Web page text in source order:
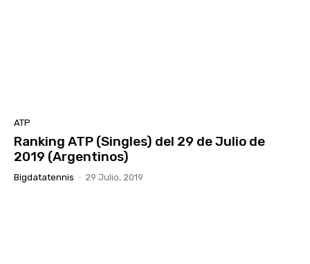
ATP
Ranking ATP (Singles) del 29 de Julio de
2019 (Argentinos)
Bigdatatennis - 29 Julio, 2019